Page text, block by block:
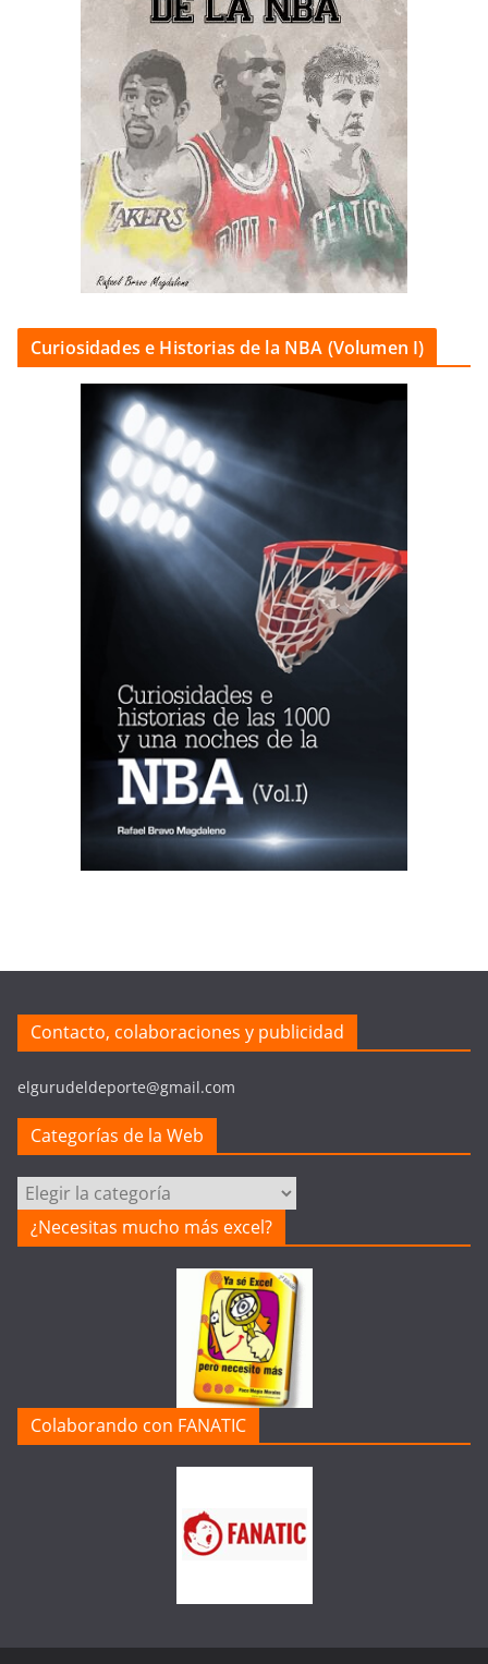
Curiosidades e Historias de la NBA (Volumen I)
Contacto, colaboraciones y publicidad
elgurudeldeporte@gmail.com
Categorías de la Web
Categorías
de
la
¿Necesitas mucho más excel?
Colaborando con FANATIC